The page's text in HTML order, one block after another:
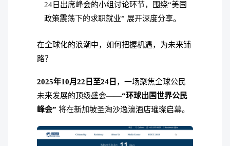
24日出席峰会的小组讨论环节，围绕“美国
政策震荡下的求职就业” 展开深度分享。
在全球化的浪潮中，如何把握机遇，为未来铺
路？
2025年10月22日至24日 ，一场聚焦全球公民
未来发展的顶级盛会——“环球出国世界公民
峰会” 将在新加坡圣淘沙逸濠酒店璀璨启幕。